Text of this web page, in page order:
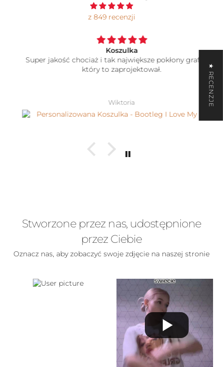
z 849 recenzji
Koszulka
Super jakość chociaż i tak największe pokłony grafikowi
który to zaprojektował.
Wiktoria
Stworzone przez nas, udostępnione
przez Ciebie
Oznacz nas, aby zobaczyć swoje zdjęcie na naszej stronie
★ RECENZJE